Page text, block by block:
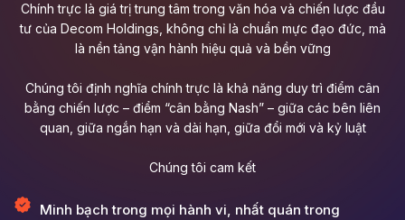
Chính trực là giá trị trung tâm trong văn hóa và chiến lược đầu
tư của Decom Holdings, không chỉ là chuẩn mực đạo đức, mà
là nền tảng vận hành hiệu quả và bền vững
Chúng tôi định nghĩa chính trực là khả năng duy trì điểm cân
bằng chiến lược – điểm “cân bằng Nash” – giữa các bên liên
quan, giữa ngắn hạn và dài hạn, giữa đổi mới và kỷ luật
Chúng tôi cam kết
Minh bạch trong mọi hành vi, nhất quán trong